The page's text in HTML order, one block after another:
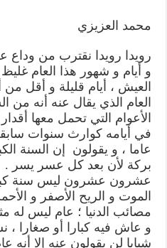
محمد العزيزي
و أيام و شهور هذا العام
العيش ، أيام قليلة و أقل من
العام الذي يقال عنه أنه من
الأعوام التي تحمل معها
في أيامه كوارث سنوات
عاما ، و يقولون إن السنة
بركة لأن بعد كل عسر يسر .
عشرون عشرون ليس سنة
الموت و الريح الأصفر و
مصائب الدنيا ؛ عام ليس
و عاش فيه كبارا أو صغارا ،
شبابا لن يقولون عنه إلا